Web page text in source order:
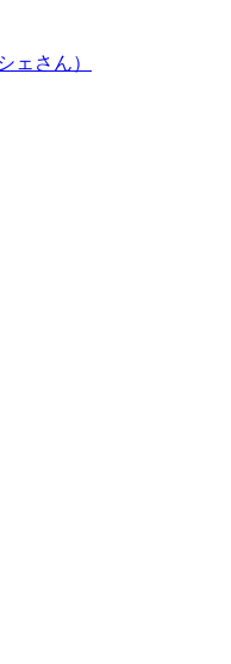
ェさん）